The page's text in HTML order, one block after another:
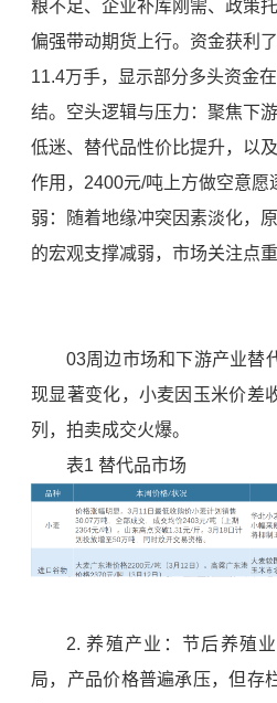
粮不足、企业补库刚需、政策
偏强带动期货上行。资金获利
11.4万手，显示部分多头资金
结。空头逻辑与压力：聚焦下
低迷、替代品性价比提升，以
作用，2400元/吨上方做空意愿
弱：随着地缘冲突因素淡化，
的宏观支撑减弱，市场关注点重
03周边市场和下游产业替
现显著变化，小麦因玉米价差
列，拍卖成交火爆。
表1 替代品市场
2. 养殖产业：节后养殖
局，产品价格普遍承压，但存